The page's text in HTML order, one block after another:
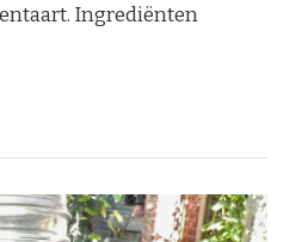
Ingrediënten